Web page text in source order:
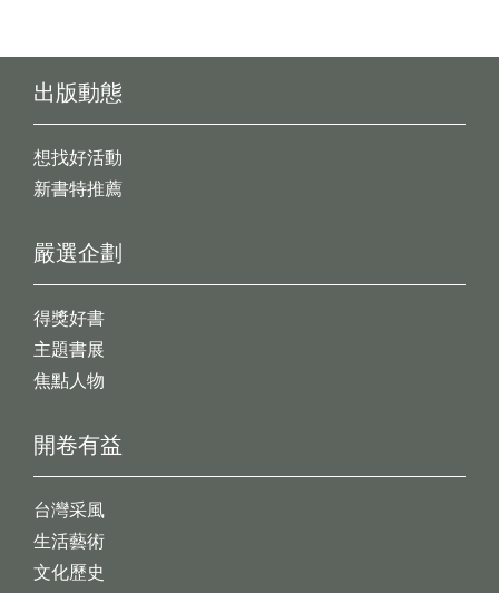
出版動態
想找好活動
新書特推薦
開卷有益
台灣采風
生活藝術
文化歷史
嚴選企劃
得獎好書
主題書展
焦點人物